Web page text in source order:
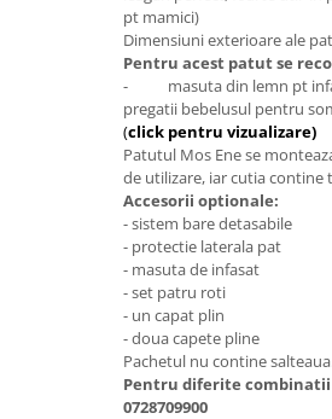
Costum carnaval copii
Covoare copii
Dulap si cutii depozitare jucarii
Lampi de veghe
Mobilier Birou
Sac de dormit copii
Sac de dormit 60 cm
Sac de dormit 70 cm
Sac de dormit 80 cm
Sac de dormit 90 cm
Sac de dormit 100 cm
pt mamici)
Dimensiuni exterioare ale
Pentru acest patut se
- masuta din lemn pt
pregatii bebelusul pentru
(click pentru vizualizare)
Patutul Mos Ene se
de utilizare, iar cutia contine
Accesorii optionale:
- sistem bare detasabile
- protectie laterala pat
- masuta de infasat
- set patru roti
- un capat plin
- doua capete pline
Pachetul nu contine
Pentru diferite combinatii
0728709900